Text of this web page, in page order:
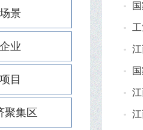
景
业
目
聚集区